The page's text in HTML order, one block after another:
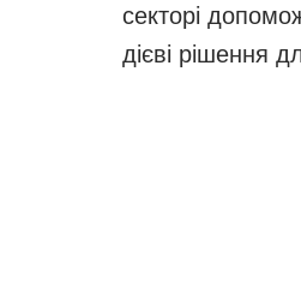
секторі
дієві рішення